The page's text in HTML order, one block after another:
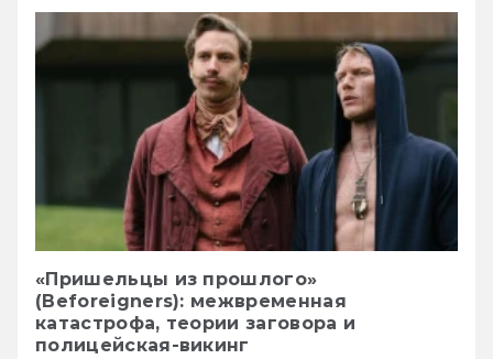
«Пришельцы из прошлого»
(Beforeigners): межвременная
катастрофа, теории заговора и
полицейская-викинг